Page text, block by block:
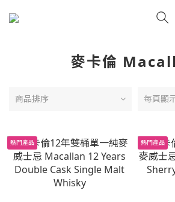
麥卡倫
商品排序 每頁顯
熱門產品 熱門產品